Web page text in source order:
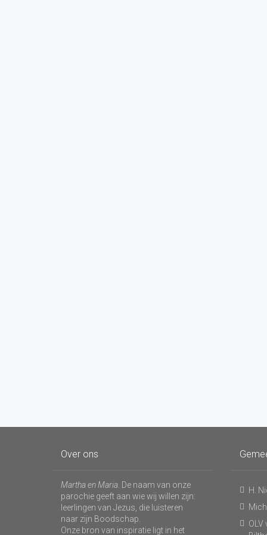
Over ons
Martha en Maria . De naam van onze
parochie geeft aan wie wij willen zijn:
leerlingen van Jezus, die luisteren
naar zijn Boodschap.
Onze bron van inspiratie ligt in het
H.
OLV